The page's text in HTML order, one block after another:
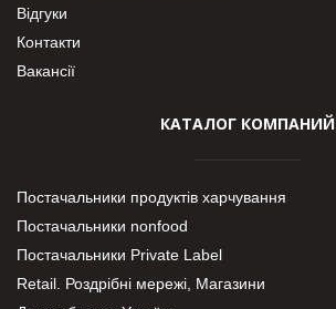
Відгуки
Контакти
Вакансії
КАТАЛОГ КОМПАНИЙ
Постачальники продуктів харчування
Постачальники nonfood
Постачальники Private Label
Retail. Роздрібні мережі, Магазини